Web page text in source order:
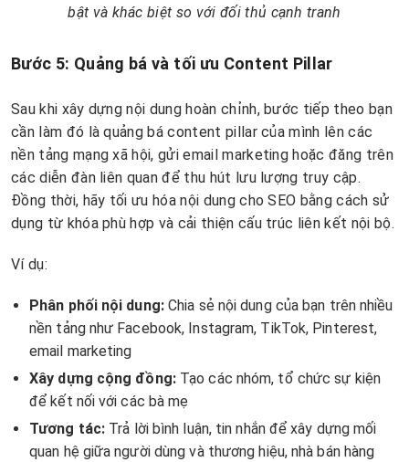
bật và khác biệt so với đối thủ cạnh tranh
Bước 5: Quảng bá và tối ưu Content Pillar
Sau khi xây dựng nội dung hoàn chỉnh, bước tiếp theo bạn
cần làm đó là quảng bá content pillar của mình lên các
nền tảng mạng xã hội, gửi email marketing hoặc đăng trên
các diễn đàn liên quan để thu hút lưu lượng truy cập.
Đồng thời, hãy tối ưu hóa nội dung cho SEO bằng cách sử
dụng từ khóa phù hợp và cải thiện cấu trúc liên kết nội bộ.
Ví dụ:
Phân phối nội dung:Chia sẻ nội dung của bạn trên nhiều
nền tảng như Facebook, Instagram, TikTok, Pinterest,
email marketing
Xây dựng cộng đồng:Tạo các nhóm, tổ chức sự kiện
để kết nối với các bà mẹ
Tương tác: Trả lời bình luận, tin nhắn để xây dựng mối
quan hệ giữa người dùng và thương hiệu, nhà bán hàng